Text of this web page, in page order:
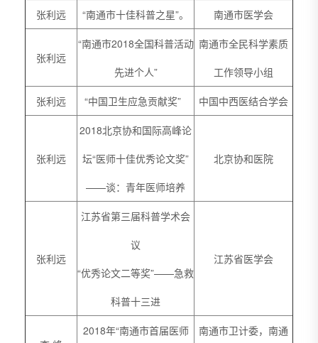
张利远 “南通市十佳科普之星”。 南通市医学会
张利远
“南通市2018全国科普活动
先进个人”
南通市全民科学素质
工作领导小组
张利远 “中国卫生应急贡献奖” 中国中西医结合学会
张利远
2018北京协和国际高峰论
坛“医师十佳优秀论文奖”
——谈：青年医师培养
北京协和医院
张利远
江苏省第三届科普学术会
议
“优秀论文二等奖”——急救
科普十三进
江苏省医学会
2018年“南通市首届医师
南通市卫计委，南通